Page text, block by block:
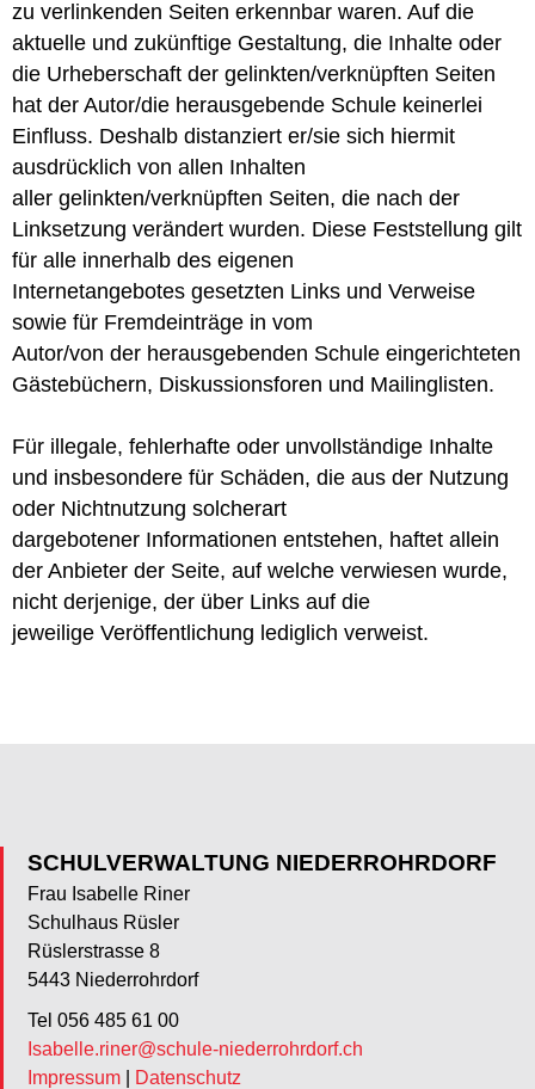
zu verlinkenden Seiten erkennbar waren. Auf die
aktuelle und zukünftige Gestaltung, die Inhalte oder
die Urheberschaft der gelinkten/verknüpften Seiten
hat der Autor/die herausgebende Schule keinerlei
Einfluss. Deshalb distanziert er/sie sich hiermit
ausdrücklich von allen Inhalten
aller gelinkten/verknüpften Seiten, die nach der
Linksetzung verändert wurden. Diese Feststellung gilt
für alle innerhalb des eigenen
Internetangebotes gesetzten Links und Verweise
sowie für Fremdeinträge in vom
Autor/von der herausgebenden Schule eingerichteten
Gästebüchern, Diskussionsforen und Mailinglisten.
Für illegale, fehlerhafte oder unvollständige Inhalte
und insbesondere für Schäden, die aus der Nutzung
oder Nichtnutzung solcherart
dargebotener Informationen entstehen, haftet allein
der Anbieter der Seite, auf welche verwiesen wurde,
nicht derjenige, der über Links auf die
jeweilige Veröffentlichung lediglich verweist.
SCHULVERWALTUNG NIEDERROHRDORF
Frau Isabelle Riner
Schulhaus Rüsler
Rüslerstrasse 8
5443 Niederrohrdorf
Tel 056 485 61 00
Isabelle.riner@schule-niederrohrdorf.ch
Impressum
Datenschutz